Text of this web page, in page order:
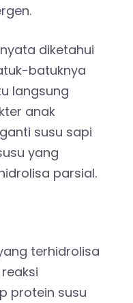
diketahui
batuknya
langsung
anak
susu sapi
yang
parsial.
terhidrolisa
protein susu